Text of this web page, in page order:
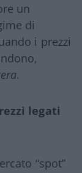
un
di
i prezzi
.
legati
“spot”